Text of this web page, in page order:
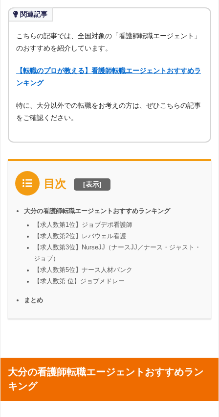
関連記事
こちらの記事では、全国対象の「看護師転職エージェント」
のおすすめを紹介しています。
【転職のプロが教える】看護師転職エージェントおすすめラ
ンキング
特に、大分以外での転職をお考えの方は、ぜひこちらの記事
をご確認ください。
目次 [表示]
大分の看護師転職エージェントおすすめランキング
【求人数第1位】ジョブデポ看護師
【求人数第2位】レバウェル看護
【求人数第3位】NurseJJ（ナースJJ／ナース・ジャスト・
ジョブ）
【求人数第5位】ナース人材バンク
【求人数第 位】ジョブメドレー
まとめ
大分の看護師転職エージェントおすすめラン
キング